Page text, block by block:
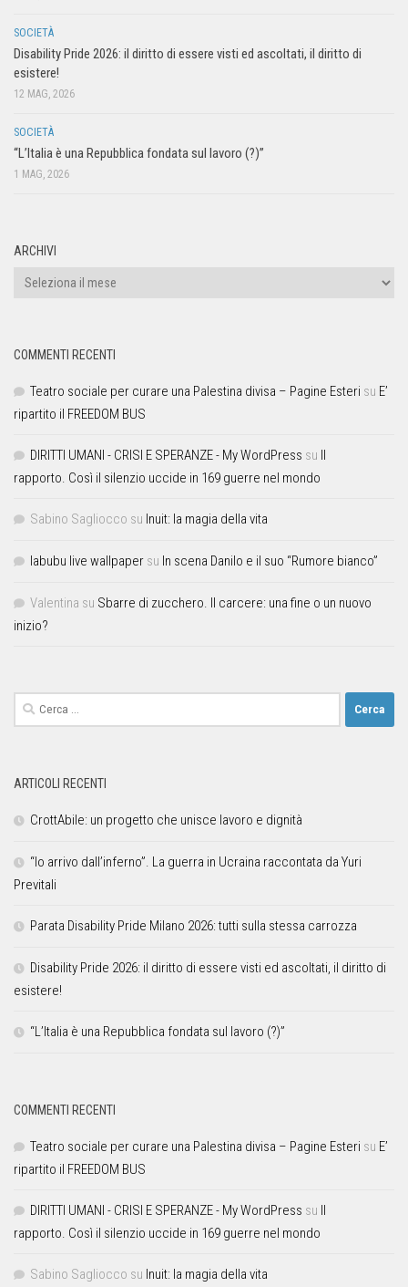
SOCIETÀ
Disability Pride 2026: il diritto di essere visti ed ascoltati, il diritto di
esistere!
12 MAG, 2026
SOCIETÀ
“L’Italia è una Repubblica fondata sul lavoro (?)”
1 MAG, 2026
ARCHIVI
COMMENTI RECENTI
Teatro sociale per curare una Palestina divisa – Pagine Esteri su E’
ripartito il FREEDOM BUS
DIRITTI UMANI - CRISI E SPERANZE - My WordPress su Il
rapporto. Così il silenzio uccide in 169 guerre nel mondo
Sabino Sagliocco su Inuit: la magia della vita
labubu live wallpaper su In scena Danilo e il suo “Rumore bianco”
Valentina su Sbarre di zucchero. Il carcere: una fine o un nuovo
inizio?
ARTICOLI RECENTI
CrottAbile: un progetto che unisce lavoro e dignità
“Io arrivo dall’inferno”. La guerra in Ucraina raccontata da Yuri
Previtali
Parata Disability Pride Milano 2026: tutti sulla stessa carrozza
Disability Pride 2026: il diritto di essere visti ed ascoltati, il diritto di
esistere!
“L’Italia è una Repubblica fondata sul lavoro (?)”
COMMENTI RECENTI
Teatro sociale per curare una Palestina divisa – Pagine Esteri su E’
ripartito il FREEDOM BUS
DIRITTI UMANI - CRISI E SPERANZE - My WordPress su Il
rapporto. Così il silenzio uccide in 169 guerre nel mondo
Sabino Sagliocco su Inuit: la magia della vita